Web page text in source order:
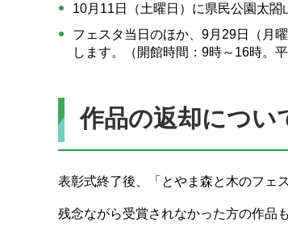
10月11日（土曜日）に県民公園太閤
フェスタ当日のほか、9月29日（月
します。（開館時間：9時～16時。平
作品の返却につい
表彰式終了後、「とやま森と木のフェ
残念ながら受賞されなかった方の作品